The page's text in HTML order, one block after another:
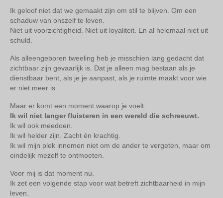
Ik geloof niet dat we gemaakt zijn om stil te blijven. Om een
schaduw van onszelf te leven.
Niet uit voorzichtigheid. Niet uit loyaliteit. En al helemaal niet uit
schuld.
Als alleengeboren tweeling heb je misschien lang gedacht dat
zichtbaar zijn gevaarlijk is. Dat je alleen mag bestaan als je
dienstbaar bent, als je je aanpast, als je ruimte maakt voor wie
er niet meer is.
Maar er komt een moment waarop je voelt:
Ik wil niet langer fluisteren in een wereld die schreeuwt.
Ik wil ook meedoen.
Ik wil helder zijn. Zacht én krachtig.
Ik wil mijn plek innemen niet om de ander te vergeten, maar om
eindelijk mezelf te ontmoeten.
Voor mij is dat moment nu.
Ik zet een volgende stap voor wat betreft zichtbaarheid in mijn
leven.